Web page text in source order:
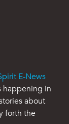
E-News
happening in
about
forth the